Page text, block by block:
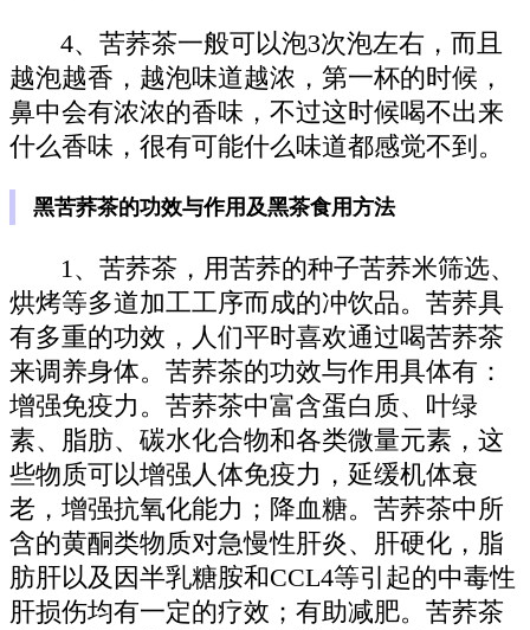
4、苦荞茶一般可以泡3次泡左右，而且
越泡越香，越泡味道越浓，第一杯的时候，
鼻中会有浓浓的香味，不过这时候喝不出来
什么香味，很有可能什么味道都感觉不到。
黑苦荞茶的功效与作用及黑茶食用方法
1、苦荞茶，用苦荞的种子苦荞米筛选、
烘烤等多道加工工序而成的冲饮品。苦荞具
有多重的功效，人们平时喜欢通过喝苦荞茶
来调养身体。苦荞茶的功效与作用具体有：
增强免疫力。苦荞茶中富含蛋白质、叶绿
素、脂肪、碳水化合物和各类微量元素，这
些物质可以增强人体免疫力，延缓机体衰
老，增强抗氧化能力；降血糖。苦荞茶中所
含的黄酮类物质对急慢性肝炎、肝硬化，脂
肪肝以及因半乳糖胺和CCL4等引起的中毒性
肝损伤均有一定的疗效；有助减肥。苦荞茶